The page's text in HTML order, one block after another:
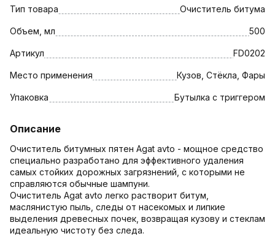
Тип товара Очиститель битума
Объем, мл 500
Артикул FD0202
Место применения Кузов, Стёкла, Фары
Упаковка Бутылка с триггером
Описание
Очиститель битумных пятен Agat avto - мощное средство
специально разработано для эффективного удаления
самых стойких дорожных загрязнений, с которыми не
справляются обычные шампуни.
Очиститель Agat avto легко растворит битум,
маслянистую пыль, следы от насекомых и липкие
выделения древесных почек, возвращая кузову и стеклам
идеальную чистоту без следа.